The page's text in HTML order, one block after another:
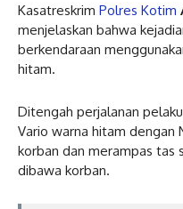
Kasatreskrim Polres Kotim
menjelaskan bahwa
berkendaraan
hitam.
Ditengah perjalanan
Vario warna hitam
korban dan merampas tas
dibawa korban.